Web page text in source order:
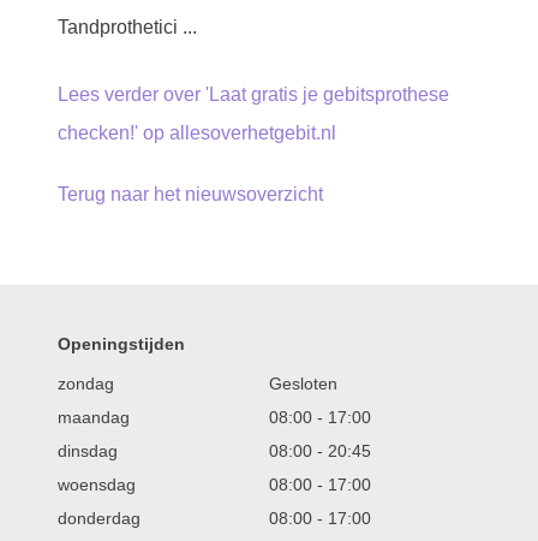
Tandprothetici ...
Lees verder over 'Laat gratis je gebitsprothese
checken!' op allesoverhetgebit.nl
Terug naar het nieuwsoverzicht
Openingstijden
zondag
Gesloten
maandag
08:00 - 17:00
dinsdag
08:00 - 20:45
woensdag
08:00 - 17:00
donderdag
08:00 - 17:00